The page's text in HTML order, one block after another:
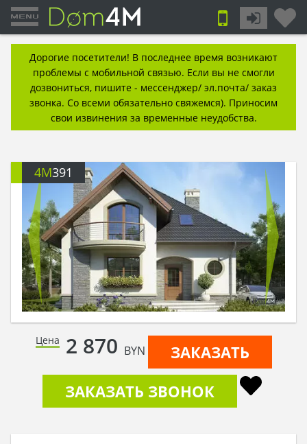
Дорогие посетители! В последнее время возникают
проблемы с мобильной связью. Если вы не смогли
дозвониться, пишите - мессенджер/ эл.почта/ заказ
звонка. Со всеми обязательно свяжемся). Приносим
свои извинения за временные неудобства.
4M391
Цена 2 870 BYN
ЗАКАЗАТЬ
ЗАКАЗАТЬ ЗВОНОК